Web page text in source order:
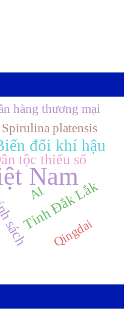
Nam
đổi khí hậu
Tỉnh Đắk Lắk
tộc thiểu số
Spirulina platensis
AI
hàng thương mại
Qingdai